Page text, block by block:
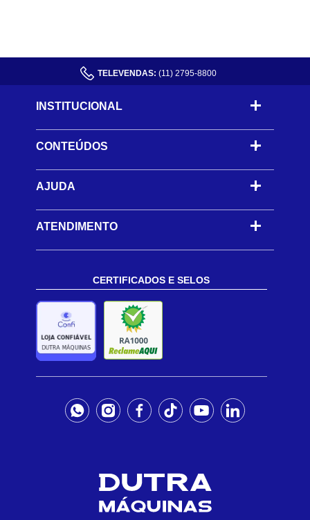
TELEVENDAS: (11) 2795-8800
INSTITUCIONAL
CONTEÚDOS -
AJUDA -
ATENDIMENTO
CERTIFICADOS E SELOS